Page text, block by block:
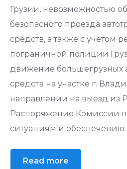
Грузии, невозможностью
безопасного проезда
средств, а также с учетом
пограничной полиции
движение большегрузных
средств на участке г.
направлении на выезд из
Распоряжение Комиссии
ситуациям и обеспечению
Read more